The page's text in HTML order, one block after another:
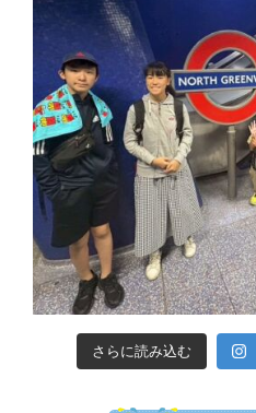
さらに読み込む